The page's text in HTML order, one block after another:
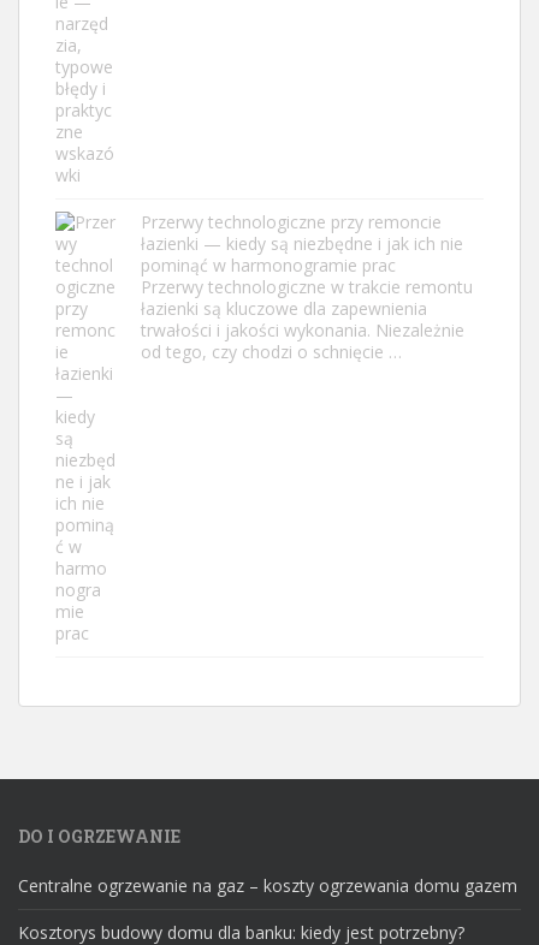
Przerwy technologiczne przy remoncie
łazienki — kiedy są niezbędne i jak ich nie
pominąć w harmonogramie prac
Przerwy technologiczne w trakcie remontu
łazienki są kluczowe dla zapewnienia
trwałości i jakości wykonania. Niezależnie
od tego, czy chodzi o schnięcie …
DO I OGRZEWANIE
Centralne ogrzewanie na gaz – koszty ogrzewania domu gazem
Kosztorys budowy domu dla banku: kiedy jest potrzebny?